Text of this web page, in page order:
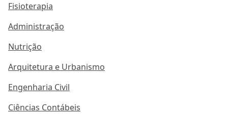
Fisioterapia
Administração
Nutrição
Arquitetura e Urbanismo
Engenharia Civil
Ciências Contábeis